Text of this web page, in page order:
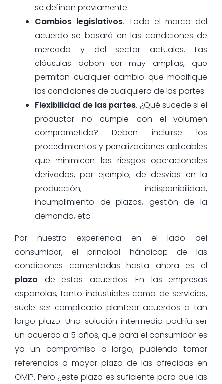
se definan previamente.
Cambios legislativos. Todo el marco del
acuerdo se basará en las condiciones de
mercado y del sector actuales. Las
cláusulas deben ser muy amplias, que
permitan cualquier cambio que modifique
las condiciones de cualquiera de las partes.
Flexibilidad de las partes. ¿Qué sucede si el
productor no cumple con el volumen
comprometido? Deben incluirse los
procedimientos y penalizaciones aplicables
que minimicen los riesgos operacionales
derivados, por ejemplo, de desvíos en la
producción, indisponibilidad,
incumplimiento de plazos, gestión de la
demanda, etc.
Por nuestra experiencia en el lado del
consumidor, el principal hándicap de las
condiciones comentadas hasta ahora es el
plazo de estos acuerdos. En las empresas
españolas, tanto industriales como de servicios,
suele ser complicado plantear acuerdos a tan
largo plazo. Una solución intermedia podría ser
un acuerdo a 5 años, que para el consumidor es
ya un compromiso a largo, pudiendo tomar
referencias a mayor plazo de las ofrecidas en
OMIP. Pero ¿este plazo es suficiente para que las